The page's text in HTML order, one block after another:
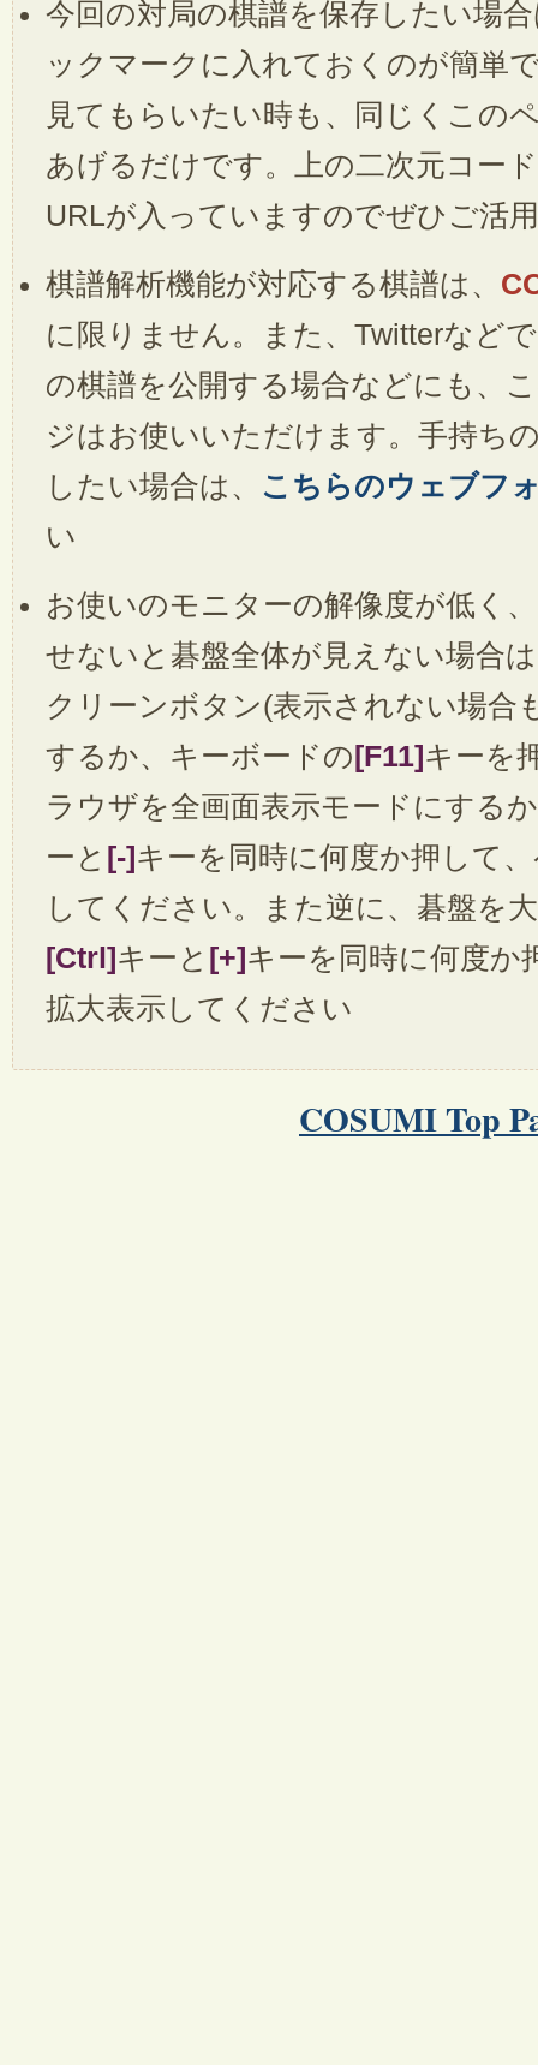
今回の対局の棋譜を保存したい場
ックマークに入れておくのが簡単
見てもらいたい時も、同じくこの
あげるだけです。上の二次元コー
URLが入っていますのでぜひご活
棋譜解析機能が対応する棋譜は、
に限りません。また、Twitterなどで
の棋譜を公開する場合などにも、
ジはお使いいただけます。手持ち
したい場合は、
こちらのウェブフ
い
お使いのモニターの解像度が低く
せないと碁盤全体が見えない場合
クリーンボタン(表示されない場合
するか、キーボードの[F11]キーを
ラウザを全画面表示モードにする
ーと [-]キーを同時に何度か押して
してください。また逆に、碁盤を
[Ctrl]キーと [+]キーを同時に何度か
拡大表示してください
COSUMI Top